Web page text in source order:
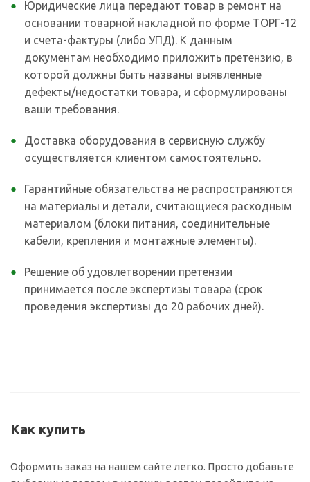
Юридические лица передают товар в ремонт на
основании товарной накладной по форме ТОРГ-12
и счета-фактуры (либо УПД). К данным
документам необходимо приложить претензию, в
которой должны быть названы выявленные
дефекты/недостатки товара, и сформулированы
ваши требования.
Доставка оборудования в сервисную службу
осуществляется клиентом самостоятельно.
Гарантийные обязательства не распространяются
на материалы и детали, считающиеся расходным
материалом (блоки питания, соединительные
кабели, крепления и монтажные элементы).
Решение об удовлетворении претензии
принимается после экспертизы товара (срок
проведения экспертизы до 20 рабочих дней).
Как купить
Оформить заказ на нашем сайте легко. Просто добавьте